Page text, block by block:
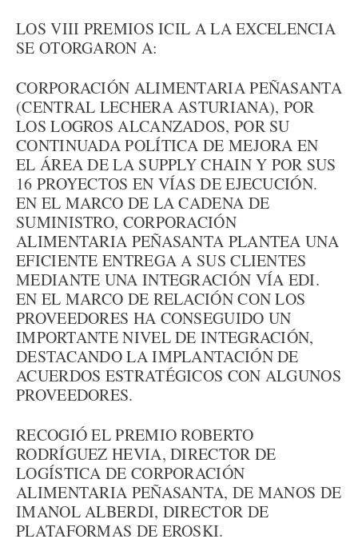
LOS VIII PREMIOS ICIL A LA EXCELENCIA
SE OTORGARON A:
CORPORACIÓN ALIMENTARIA PEÑASANTA
(CENTRAL LECHERA ASTURIANA), POR
LOS LOGROS ALCANZADOS, POR SU
CONTINUADA POLÍTICA DE MEJORA EN
EL ÁREA DE LA SUPPLY CHAIN Y POR SUS
16 PROYECTOS EN VÍAS DE EJECUCIÓN.
EN EL MARCO DE LA CADENA DE
SUMINISTRO, CORPORACIÓN
ALIMENTARIA PEÑASANTA PLANTEA UNA
EFICIENTE ENTREGA A SUS CLIENTES
MEDIANTE UNA INTEGRACIÓN VÍA EDI.
EN EL MARCO DE RELACIÓN CON LOS
PROVEEDORES HA CONSEGUIDO UN
IMPORTANTE NIVEL DE INTEGRACIÓN,
DESTACANDO LA IMPLANTACIÓN DE
ACUERDOS ESTRATÉGICOS CON ALGUNOS
PROVEEDORES.
RECOGIÓ EL PREMIO ROBERTO
RODRÍGUEZ HEVIA, DIRECTOR DE
LOGÍSTICA DE CORPORACIÓN
ALIMENTARIA PEÑASANTA, DE MANOS DE
IMANOL ALBERDI, DIRECTOR DE
PLATAFORMAS DE EROSKI.